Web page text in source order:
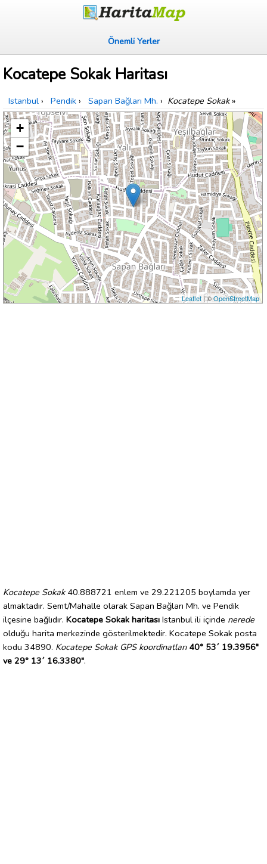
Önemli Yerler
Kocatepe Sokak Haritası
Istanbul › Pendik › Sapan Bağları Mh. › Kocatepe Sokak»
+
−
Leaflet| ©OpenStreetMap
Kocatepe Sokak40.888721 enlem ve 29.221205 boylamda yer
almaktadır. Semt/Mahalle olarak Sapan Bağları Mh. ve Pendik
ilçesine bağlıdır. Kocatepe Sokak haritası Istanbul ili içinde nerede
olduğu harita merkezinde gösterilmektedir. Kocatepe Sokak posta
kodu 34890. Kocatepe Sokak GPS koordinatları 40° 53´ 19.3956"
ve 29° 13´ 16.3380".